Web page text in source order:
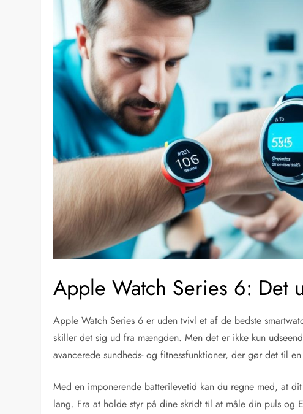
Apple Watch Series 6: Det
Apple Watch Series 6 er uden tvivl et af de bedste
skiller det sig ud fra mængden. Men det er ikke kun
avancerede sundheds- og fitnessfunktioner, der gør det til
Med en imponerende batterilevetid kan du regne med, at
lang. Fra at holde styr på dine skridt til at måle din puls og